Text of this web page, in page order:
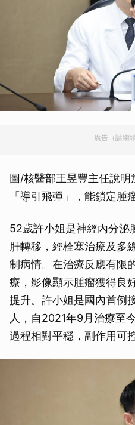
廣告（請繼
圖/核醫部王昱豐主任說
「導引飛彈」，能鎖定腫
52歲許小姐是神經內分泌
肝轉移，經栓塞治療及多
制病情。在治療反應有限
療，影像顯示腫瘤獲得良
提升。許小姐是國內首例
人，自2021年9月治療至
過程相對平穩，副作用可